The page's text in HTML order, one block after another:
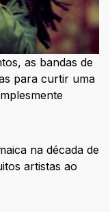
para
as bandas de
para curtir uma
na década de
artistas ao